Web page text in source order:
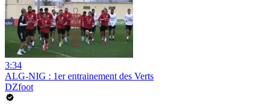
3:34
ALG-NIG : 1er entrainement des Verts
DZfoot